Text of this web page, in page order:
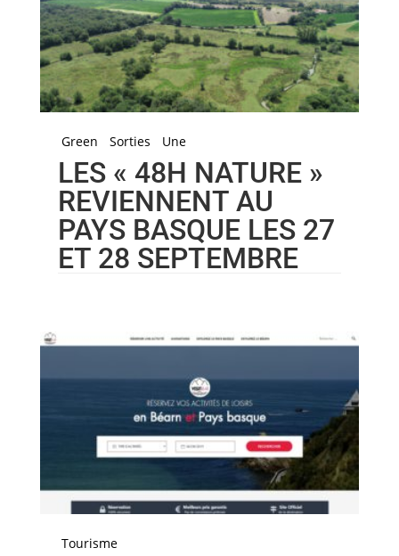
Green Sorties Une
LES « 48H NATURE »
REVIENNENT AU
PAYS BASQUE LES 27
ET 28 SEPTEMBRE
Tourisme